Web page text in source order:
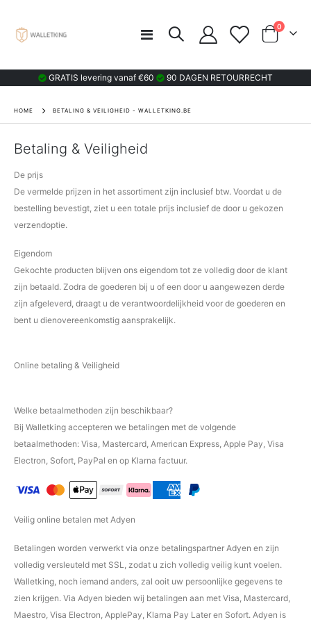
Toggle
0
GRATIS levering vanaf €60 90 DAGEN RETOURRECHT
HOME BETALING & VEILIGHEID - WALLETKING.BE
Betaling & Veiligheid
De prijs
De vermelde prijzen in het assortiment zijn inclusief btw. Voordat u de
bestelling bevestigt, ziet u een totale prijs inclusief de door u gekozen
verzendoptie.
Eigendom
Gekochte producten blijven ons eigendom tot ze volledig door de klant
zijn betaald. Zodra de goederen bij u of een door u aangewezen derde
zijn afgeleverd, draagt u de verantwoordelijkheid voor de goederen en
bent u dienovereenkomstig aansprakelijk.
Online betaling & Veiligheid
Welke betaalmethoden zijn beschikbaar?
Bij Walletking accepteren we betalingen met de volgende
betaalmethoden: Visa, Mastercard, American Express, Apple Pay, Visa
Electron, Sofort, PayPal en op Klarna factuur.
Veilig online betalen met Adyen
Betalingen worden verwerkt via onze betalingspartner Adyen en zijn
volledig versleuteld met SSL, zodat u zich volledig veilig kunt voelen.
Walletking, noch iemand anders, zal ooit uw persoonlijke gegevens te
zien krijgen. Via Adyen bieden wij betalingen aan met Visa, Mastercard,
Maestro, Visa Electron, ApplePay, Klarna Pay Later en Sofort. Adyen is